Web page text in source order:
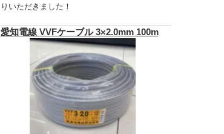
りいただきました！
愛知電線 VVFケーブル 3×2.0mm 100m